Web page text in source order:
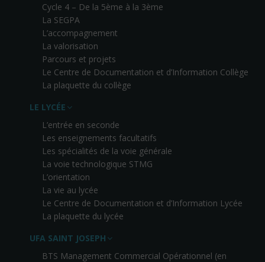
Cycle 4 – De la 5ème à la 3ème
La SEGPA
L’accompagnement
La valorisation
Parcours et projets
Le Centre de Documentation et d’Information Collège
La plaquette du collège
LE LYCÉE
L’entrée en seconde
Les enseignements facultatifs
Les spécialités de la voie générale
La voie technologique STMG
L’orientation
La vie au lycée
Le Centre de Documentation et d’Information Lycée
La plaquette du lycée
UFA SAINT JOSEPH
BTS Management Commercial Opérationnel (en